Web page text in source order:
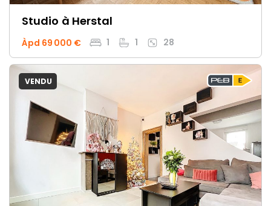
Studio à Herstal
Àpd 69 000 € 1 1 28
VENDU